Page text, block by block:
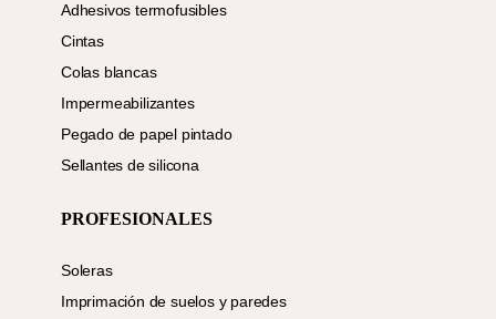
Adhesivos termofusibles
Cintas
Colas blancas
Impermeabilizantes
Pegado de papel pintado
Sellantes de silicona
PROFESIONALES
Soleras
Imprimación de suelos y paredes